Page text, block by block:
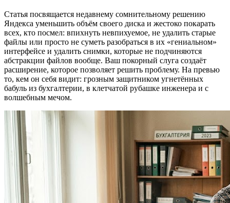
Статья посвящается недавнему сомнительному решению
Яндекса уменьшить объём своего диска и жестоко покарать
всех, кто посмел: впихнуть невпихуемое, не удалить старые
файлы или просто не суметь разобраться в их «гениальном»
интерфейсе и удалить снимки, которые не подчиняются
абстракции файлов вообще. Ваш покорный слуга создаёт
расширение, которое позволяет решить проблему. На превью
то, кем он себя видит: грозным защитником угнетённых
бабуль из бухгалтерии, в клетчатой рубашке инженера и с
волшебным мечом.